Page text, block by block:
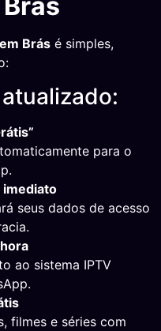
Brás é simples,
para o
seus dados de acesso
ao sistema IPTV
filmes e séries com